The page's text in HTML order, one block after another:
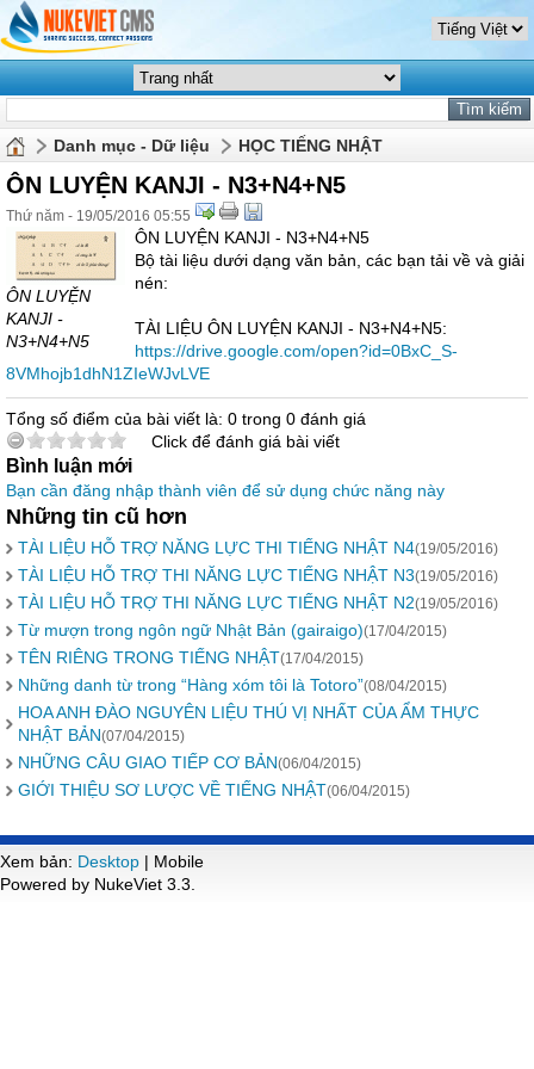
Danh mục - Dữ liệu HỌC TIẾNG NHẬT
ÔN LUYỆN KANJI - N3+N4+N5
Thứ năm - 19/05/2016 05:55
ÔN LUYỆN
KANJI -
N3+N4+N5
ÔN LUYỆN KANJI - N3+N4+N5
Bộ tài liệu dưới dạng văn bản, các bạn tải về và giải
nén:
TÀI LIỆU ÔN LUYỆN KANJI - N3+N4+N5:
https://drive.google.com/open?id=0BxC_S-
8VMhojb1dhN1ZIeWJvLVE
Tổng số điểm của bài viết là: 0 trong 0 đánh giá
Click để đánh giá bài viết
Bình luận mới
Bạn cần đăng nhập thành viên để sử dụng chức năng này
Những tin cũ hơn
TÀI LIỆU HỖ TRỢ NĂNG LỰC THI TIẾNG NHẬT N4(19/05/2016)
TÀI LIỆU HỖ TRỢ THI NĂNG LỰC TIẾNG NHẬT N3(19/05/2016)
TÀI LIỆU HỖ TRỢ THI NĂNG LỰC TIẾNG NHẬT N2(19/05/2016)
Từ mượn trong ngôn ngữ Nhật Bản (gairaigo)(17/04/2015)
TÊN RIÊNG TRONG TIẾNG NHẬT(17/04/2015)
Những danh từ trong “Hàng xóm tôi là Totoro”(08/04/2015)
HOA ANH ĐÀO NGUYÊN LIỆU THÚ VỊ NHẤT CỦA ẨM THỰC
NHẬT BẢN(07/04/2015)
NHỮNG CÂU GIAO TIẾP CƠ BẢN(06/04/2015)
GIỚI THIỆU SƠ LƯỢC VỀ TIẾNG NHẬT(06/04/2015)
Xem bản: Desktop | Mobile
Powered by NukeViet 3.3.